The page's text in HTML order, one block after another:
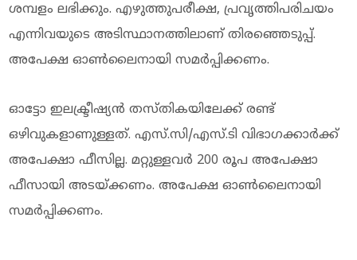
ശമ്പളം ലഭിക്കും. എഴുത്തുപരീക്ഷ, പ്രവൃത്തിപരിചയം
എന്നിവയുടെ അടിസ്ഥാനത്തിലാണ് തിരഞ്ഞെടുപ്പ്.
അപേക്ഷ ഓൺലൈനായി സമർപ്പിക്കണം.
ഓട്ടോ ഇലക്ട്രീഷ്യൻ തസ്തികയിലേക്ക് രണ്ട്
ഒഴിവുകളാണുള്ളത്. എസ്.സി/എസ്.ടി വിഭാഗക്കാർക്ക്
അപേക്ഷാ ഫീസില്ല. മറ്റുള്ളവർ 200 രൂപ അപേക്ഷാ
ഫീസായി അടയ്ക്കണം. അപേക്ഷ ഓൺലൈനായി
സമർപ്പിക്കണം.